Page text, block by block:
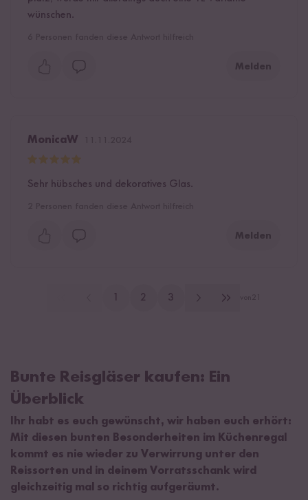
wünschen.
Melden
MonicaW
Sehr hübsches und dekoratives Glas.
Melden
2 3
Bunte Reisgläser kaufen: Ein
Überblick
Ihr habt es euch gewünscht, wir haben euch erhört:
Mit diesen bunten Besonderheiten im Küchenregal
kommt es nie wieder zu Verwirrung unter den
Reissorten und in deinem Vorratsschank wird
gleichzeitig mal so richtig aufgeräumt.